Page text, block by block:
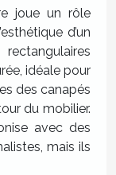
joue un rôle
d’un
idéale pour
des canapés
du mobilier.
avec des
mais ils